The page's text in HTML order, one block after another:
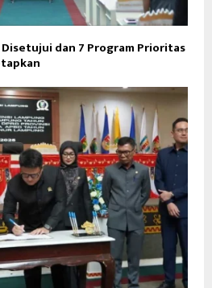
dan 7 Program Prioritas